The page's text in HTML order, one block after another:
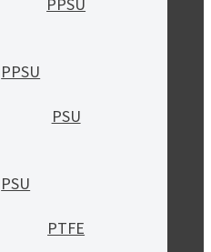
PPSU
PPSU
PSU
PSU
PTFE